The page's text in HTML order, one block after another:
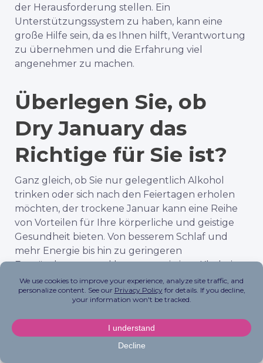
der Herausforderung stellen. Ein
Unterstützungssystem zu haben, kann eine
große Hilfe sein, da es Ihnen hilft, Verantwortung
zu übernehmen und die Erfahrung viel
angenehmer zu machen.
Überlegen Sie, ob
Dry January das
Richtige für Sie ist?
Ganz gleich, ob Sie nur gelegentlich Alkohol
trinken oder sich nach den Feiertagen erholen
möchten, der trockene Januar kann eine Reihe
von Vorteilen für Ihre körperliche und geistige
Gesundheit bieten. Von besserem Schlaf und
mehr Energie bis hin zu geringeren
Entzündungen und besserer geistiger Klarheit –
eine Pause vom Alkohol bietet Ihnen die
Möglichkeit, Ihr Wohlbefinden in den
Wenn Sie jedoch vermuten, dass Sie
alkoholabhängig sind, sollten Sie diese